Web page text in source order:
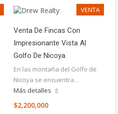
VENTA
Venta De Fincas Con
Impresionante Vista Al
Golfo De Nicoya.
En las montaña del Golfo de
Nicoya se encuentra…
Más detalles
$2,200,000